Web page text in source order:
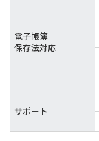
電子帳簿
保存法対応
サポート